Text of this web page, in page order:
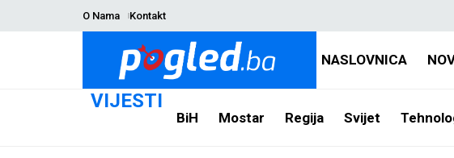
O Nama Kontakt
NASLOVNICA
VIJESTI
BiH Mostar Regija Svijet